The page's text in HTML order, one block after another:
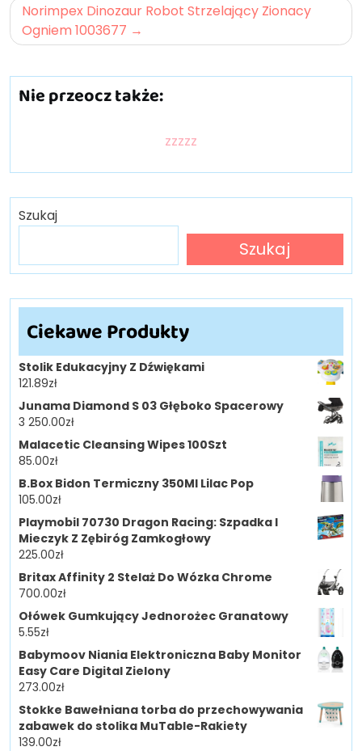
Norimpex Dinozaur Robot Strzelający Zionacy
Ogniem 1003677
Nie przeocz także:
zzzzz
Szukaj
Szukaj
Ciekawe Produkty
Stolik Edukacyjny Z Dźwiękami
121.89zł
Junama Diamond S 03 Głęboko Spacerowy
3 250.00zł
Malacetic Cleansing Wipes 100Szt
85.00zł
B.Box Bidon Termiczny 350Ml Lilac Pop
105.00zł
Playmobil 70730 Dragon Racing: Szpadka I
Mieczyk Z Zębiróg Zamkogłowy
225.00zł
Britax Affinity 2 Stelaż Do Wózka Chrome
700.00zł
Ołówek Gumkujący Jednorożec Granatowy
5.55zł
Babymoov Niania Elektroniczna Baby Monitor
Easy Care Digital Zielony
273.00zł
Stokke Bawełniana torba do przechowywania
zabawek do stolika MuTable-Rakiety
139.00zł